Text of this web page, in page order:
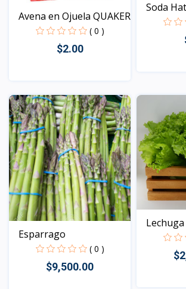
Avena en Ojuela QUAKER
( 0 )
$2.00
Vista
Soda
Esparrago
( 0 )
$9,500.00
Lechuga